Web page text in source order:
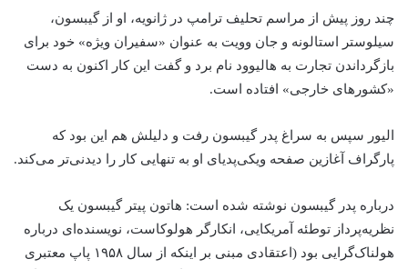
چند روز پیش از مراسم تحلیف ترامپ در ژانویه، او از گیبسون،
سیلوستر استالونه و جان وویت به عنوان «سفیران ویژه» خود برای
بازگرداندن تجارت به هالیوود نام برد و گفت این کار اکنون به دست
«کشورهای خارجی» افتاده است.
الیور سپس به سراغ پدر گیبسون رفت و دلیلش هم این بود که
پارگراف آغازین صفحه ویکی‌پدیای او به تنهایی کار را دیدنی‌تر می‌کند.
درباره پدر گیبسون نوشته شده است: هاتون پیتر گیبسون یک
نظریه‌پرداز توطئه آمریکایی، انکارگر هولوکاست، نویسنده‌ای درباره
هولناک‌گرایی بود (اعتقادی مبنی بر اینکه از سال ۱۹۵۸ پاپ معتبری